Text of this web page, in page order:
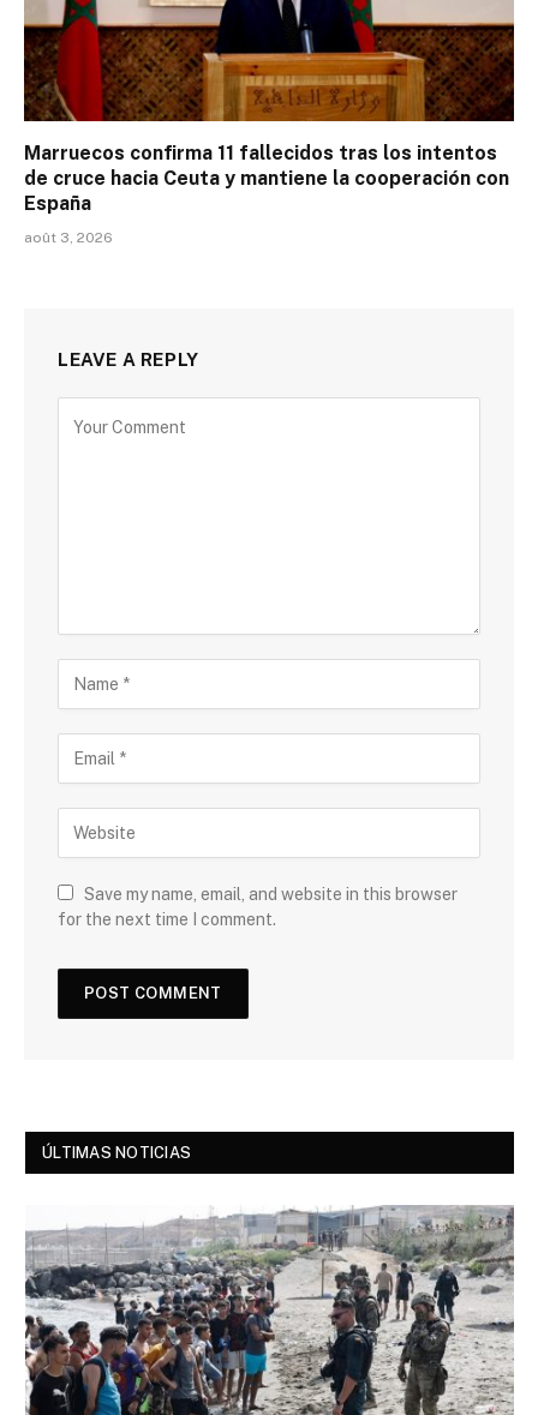
Marruecos confirma 11 fallecidos tras los intentos
de cruce hacia Ceuta y mantiene la cooperación con
España
août 3, 2026
LEAVE A REPLY
Save my name, email, and website in this browser
for the next time I comment.
ÚLTIMAS NOTICIAS